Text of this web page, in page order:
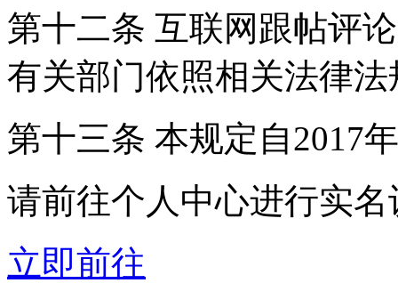
第十二条 互联网跟帖评
有关部门依照相关法律
第十三条 本规定自2017
请前往个人中心进行实名
立即前往